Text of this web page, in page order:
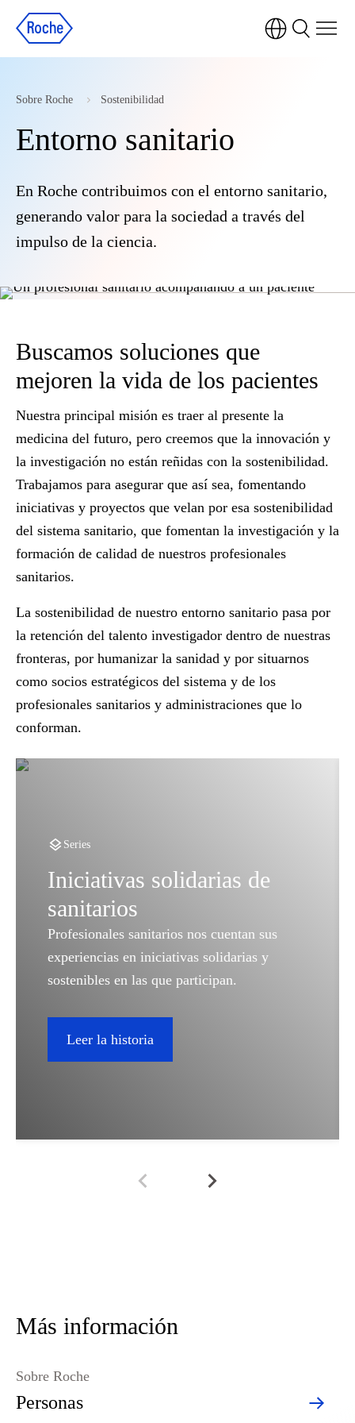
Sobre Roche Sostenibilidad
Entorno sanitario
En Roche contribuimos con el entorno sanitario,
generando valor para la sociedad a través del
impulso de la ciencia.
Buscamos soluciones que
mejoren la vida de los pacientes
Nuestra principal misión es traer al presente la
medicina del futuro, pero creemos que la innovación y
la investigación no están reñidas con la sostenibilidad.
Trabajamos para asegurar que así sea, fomentando
iniciativas y proyectos que velan por esa sostenibilidad
del sistema sanitario, que fomentan la investigación y la
formación de calidad de nuestros profesionales
sanitarios.
La sostenibilidad de nuestro entorno sanitario pasa por
la retención del talento investigador dentro de nuestras
fronteras, por humanizar la sanidad y por situarnos
como socios estratégicos del sistema y de los
profesionales sanitarios y administraciones que lo
conforman.
Series
Iniciativas solidarias de
sanitarios
Profesionales sanitarios nos cuentan sus
experiencias en iniciativas solidarias y
sostenibles en las que participan.
Leer la historia
Más información
Personas
Sobre Roche